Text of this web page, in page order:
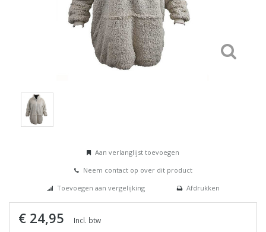
Aan verlanglijst toevoegen
Neem contact op over dit product
Toevoegen aan vergelijking
Afdrukken
€ 24,95 Incl. btw